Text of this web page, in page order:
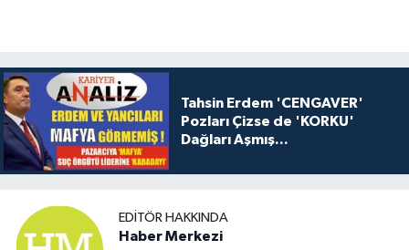
Tahsin Erdem 'CENGAVER'
Pozları Çizse de 'KORKU'
Dağları Aşmış...
EDITÖR HAKKINDA
Haber Merkezi